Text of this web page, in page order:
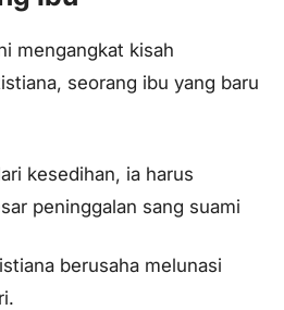
mengangkat kisah
seorang ibu yang baru
kesedihan, ia harus
peninggalan sang suami
berusaha melunasi